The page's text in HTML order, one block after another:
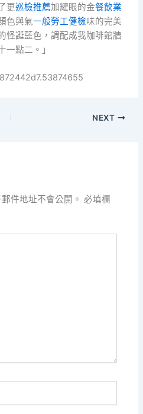
更巡檢推薦加耀眼的金餐飲業
色與氣一般勞工健檢味的完美
怪誕藍色，調配成我咖啡館牆
一點二。」
NEXT
件地址不會公開。 必填欄